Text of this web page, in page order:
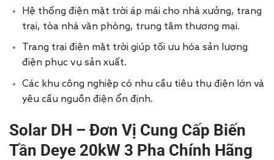
Hệ thống điện mặt trời áp mái cho nhà xưởng, trang
trại, tòa nhà văn phòng, trung tâm thương mại.
Trang trại điện mặt trời giúp tối ưu hóa sản lượng
điện phục vụ sản xuất.
Các khu công nghiệp có nhu cầu tiêu thụ điện lớn và
yêu cầu nguồn điện ổn định.
Solar DH – Đơn Vị Cung Cấp Biến
Tần Deye 20kW 3 Pha Chính Hãng